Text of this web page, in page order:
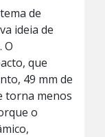
de
ideia de
O
que
49 mm de
torna menos
o